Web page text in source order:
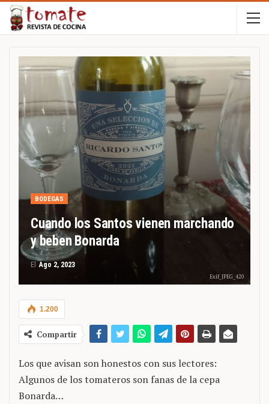
BODEGAS
Cuando los Santos vienen marchando
y beben Bonarda
El Ago 2, 2023
Exif_JPEG_420
1.200
Compartir
Los que avisan son honestos con sus lectores:
Algunos de los tomateros son fanas de la cepa
Bonarda…